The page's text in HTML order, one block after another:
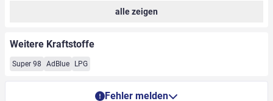
alle zeigen
Weitere Kraftstoffe
Super 98 AdBlue LPG
Fehler melden